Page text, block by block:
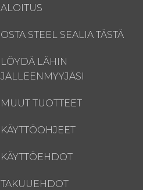
ALOITUS
OSTA STEEL SEALIA TÄSTÄ
LÖYDÄ LÄHIN
JÄLLEENMYYJÄSI
MUUT TUOTTEET
KÄYTTÖOHJEET
KÄYTTÖEHDOT
TAKUUEHDOT